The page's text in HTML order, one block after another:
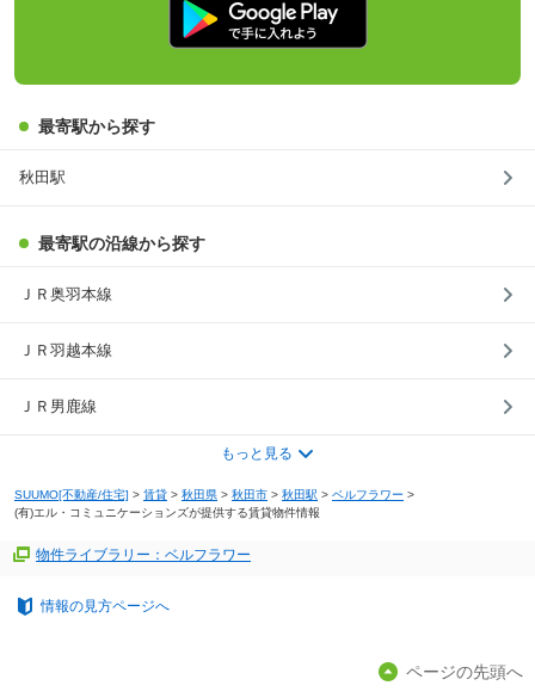
最寄駅から探す
秋田駅
最寄駅の沿線から探す
ＪＲ奥羽本線
ＪＲ羽越本線
ＪＲ男鹿線
もっと見る
SUUMO[不動産/住宅] > 賃貸 > 秋田県 > 秋田市 > 秋田駅 > ベルフラワー >
(有)エル・コミュニケーションズが提供する賃貸物件情報
物件ライブラリー：ベルフラワー
情報の見方ページへ
ページの先頭へ